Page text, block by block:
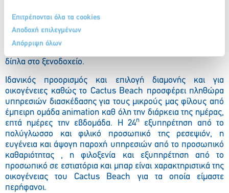
Επιτρέπονται όλα τα cookies
Αποδοχή επιλεγμένων
Απόρριψη όλων
Περάστε ξέγνοιαστο χρόνο διασκέδασης στις εγκαταστάσεις
του ξενοδοχείου αλλά και για τους πιο τολμηρούς δίνεται η
δυνατότητα να απολαύσετε μια σειρά water sports
δίπλα στο ξενοδοχείο.
Ιδανικός προορισμός και επιλογή διαμονής και για
οικογένειες καθώς το Cactus Beach προσφέρει πληθώρα
υπηρεσιών διασκέδασης για τους μικρούς μας φίλους από
έμπειρη ομάδα animation καθ όλη την διάρκεια της ημέρας,
επτά ημέρες την εβδομάδα. Η 24ηεξυπηρέτηση από το
πολύγλωσσο και φιλικό προσωπικό της ρεσεψιόν, η
ευγένεια και άψογη παροχή υπηρεσιών από το προσωπικό
καθαριότητας , η φιλοξενία και εξυπηρέτηση από το
προσωπικό σε εστιατόρια και μπαρ είναι χαρακτηριστικά της
οικογένειας του Cactus Beach για τα οποία είμαστε
περήφανοι.